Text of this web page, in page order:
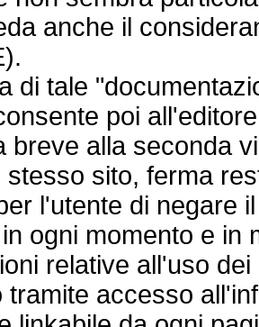
anche il
di tale
poi
breve alla seconda
stesso sito, ferma
l'utente di negare
ogni momento e in
relative all'uso
tramite accesso